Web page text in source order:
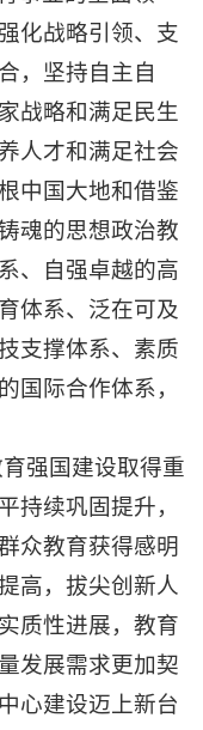
化战略引领、支
，坚持自主自
战略和满足民生
人才和满足社会
中国大地和借鉴
魂的思想政治教
、自强卓越的高
体系、泛在可及
支撑体系、素质
国际合作体系，
强国建设取得重
持续巩固提升，
众教育获得感明
高，拔尖创新人
质性进展，教育
发展需求更加契
心建设迈上新台